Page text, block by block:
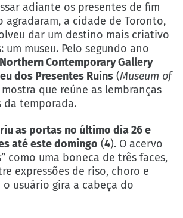
adiante os presentes de fim
agradaram, a cidade de Toronto,
dar um destino mais criativo
um museu. Pelo segundo ano
Northern Contemporary Gallery
dos Presentes Ruins (Museum of
mostra que reúne as lembranças
da temporada.
as portas no último dia 26 e
até este domingo (4). O acervo
como uma boneca de três faces,
expressões de riso, choro e
usuário gira a cabeça do